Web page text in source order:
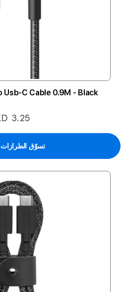
Usb-C Cable 0.9M - Black
3.25
تسوّق الطرازات